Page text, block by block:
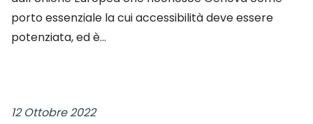
porto essenziale la cui accessibilità deve essere
potenziata, ed è...
12 Ottobre 2022